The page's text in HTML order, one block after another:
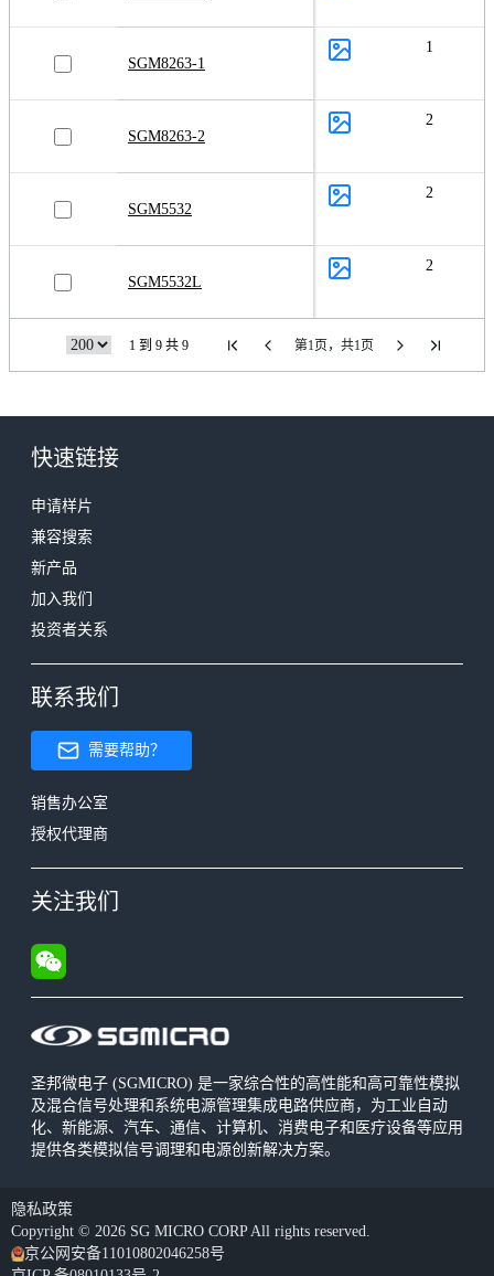
SGM8263-1
1
SGM8263-2
2
SGM5532
2
SGM5532L
2
1 到 9 共 9 第1页，共1页
圣邦微电子 (SGMICRO) 是一家综合性的高性能和高可靠性模拟
及混合信号处理和系统电源管理集成电路供应商，为工业自动
化、新能源、汽车、通信、计算机、消费电子和医疗设备等应用
提供各类模拟信号调理和电源创新解决方案。
快速链接
申请样片
兼容搜索
新产品
加入我们
投资者关系
联系我们
需要帮助？
销售办公室
授权代理商
关注我们
隐私政策
Copyright © 2026 SG MICRO CORP All rights reserved.
京公网安备11010802046258号